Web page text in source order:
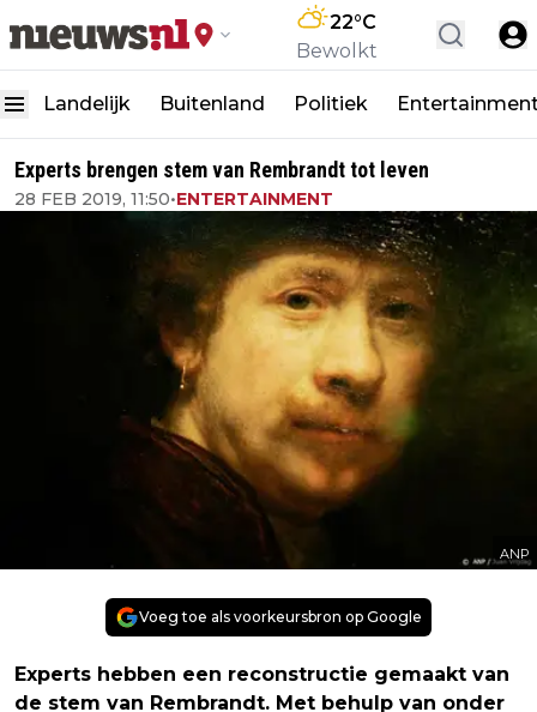
22°C
Bewolkt
Landelijk Buitenland Politiek
Experts brengen stem van Rembrandt tot leven
28 FEB 2019, 11:50•ENTERTAINMENT
ANP
Voeg toe als voorkeursbron op Google
Experts hebben een reconstructie gemaakt van
de stem van Rembrandt. Met behulp van onder